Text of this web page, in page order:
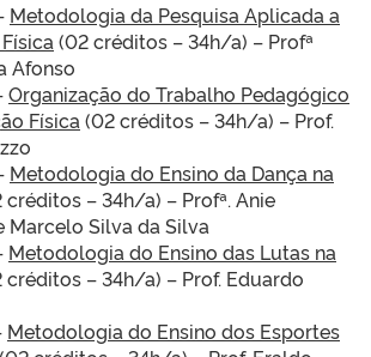
Metodologia da Pesquisa Aplicada a
(02 créditos – 34h/a) – Profª
Afonso
Organização do Trabalho Pedagógico
Física (02 créditos – 34h/a) – Prof.
Metodologia do Ensino da Dança na
créditos – 34h/a) – Profª. Anie
Marcelo Silva da Silva
Metodologia do Ensino das Lutas na
créditos – 34h/a) – Prof. Eduardo
Metodologia do Ensino dos Esportes